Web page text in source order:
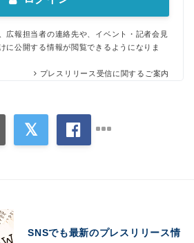
広報担当者の連絡先や、イベント・記者会見
に公開する情報が閲覧できるようになりま
プレスリリース受信に関するご案内
SNSでも最新のプレスリリース情